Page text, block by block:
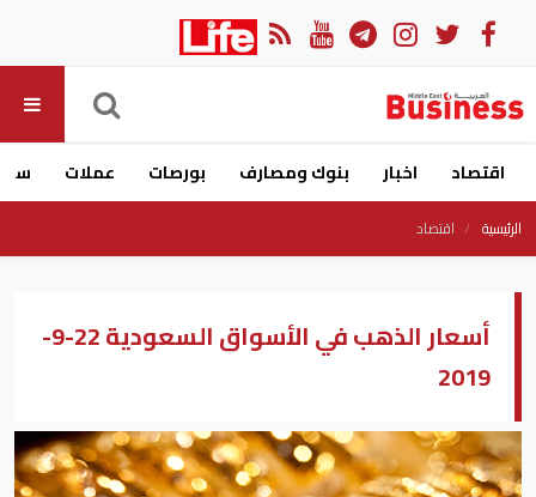
اقتصاد اخبار بنوك ومصارف بورصات عملات
الرئيسية اقتصاد
أسعار الذهب في الأسواق السعودية 22-9-
2019